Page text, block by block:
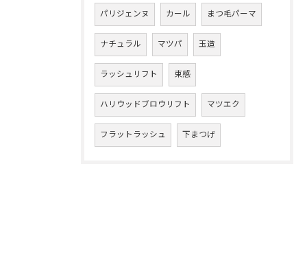
パリジェンヌ カール まつ毛パーマ
ナチュラル マツパ 玉造
ラッシュリフト 束感
ハリウッドブロウリフト マツエク
フラットラッシュ 下まつげ